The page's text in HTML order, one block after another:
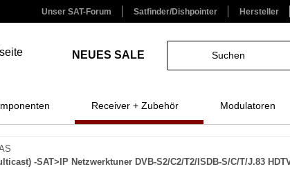
Unser SAT-Forum Satfinder/Dishpointer Hersteller
NEUES SALE
Receiver + Zubehör Modulatoren
-SAT>IP Netzwerktuner DVB-S2/C2/T2/ISDB-S/C/T/J.83